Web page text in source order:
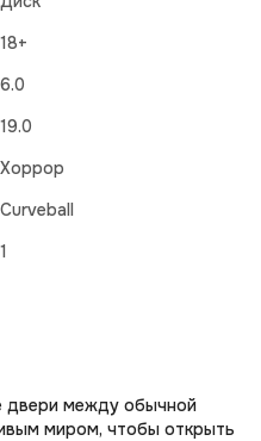
18+
6.0
19.0
Хоррор
Curveball
1
двери между обычной
миром, чтобы открыть